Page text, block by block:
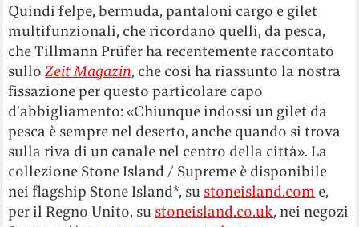
Quindi felpe, bermuda, pantaloni cargo e gilet
multifunzionali, che ricordano quelli, da pesca,
che Tillmann Prüfer ha recentemente raccontato
sulloZeit Magazin, che così ha riassunto la nostra
fissazione per questo particolare capo
d’abbigliamento: «Chiunque indossi un gilet da
pesca è sempre nel deserto, anche quando si trova
sulla riva di un canale nel centro della città». La
collezione Stone Island / Supreme è disponibile
nei flagship Stone Island*, su stoneisland.com e,
per il Regno Unito, su stoneisland.co.uk, nei negozi